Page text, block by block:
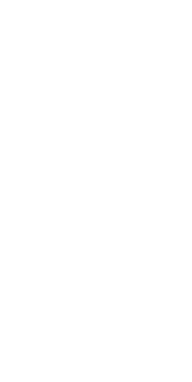
いただ
ださい。
せん。
すること
以下、
」とい
得する